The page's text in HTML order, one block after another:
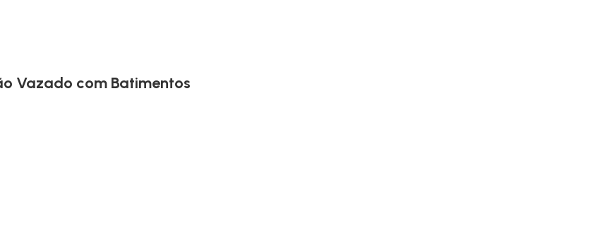
Vazado com Batimentos